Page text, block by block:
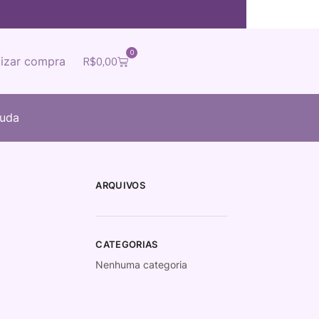
R$0,00
0
compra
ARQUIVOS
CATEGORIAS
Nenhuma categoria